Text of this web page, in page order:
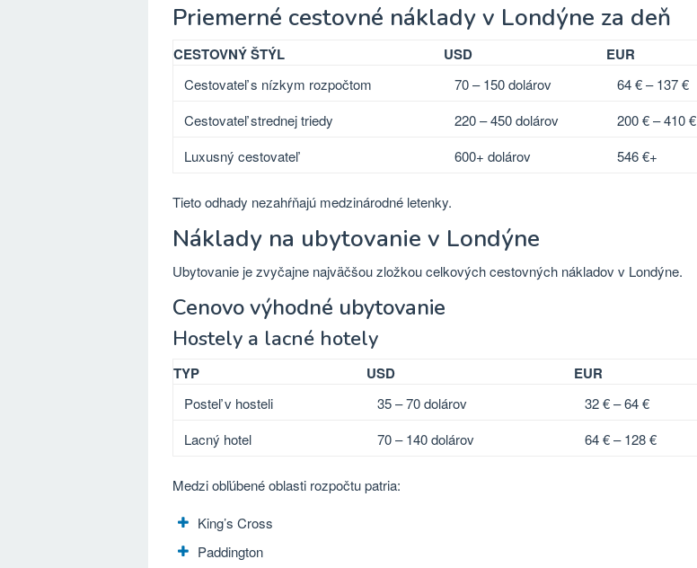
Priemerné cestovné náklady v Londýne za deň
CESTOVNÝ ŠTÝL USD EUR
Cestovateľ s nízkym rozpočtom 70 – 150 dolárov
64 € – 137 €
Cestovateľ strednej triedy
220 – 450 dolárov
200 € – 410 €
Luxusný cestovateľ
600+ dolárov 546 €+
Tieto odhady nezahŕňajú medzinárodné letenky.
Náklady na ubytovanie v Londýne
Ubytovanie je zvyčajne najväčšou zložkou celkových cestovných nákladov v Londýne.
Cenovo výhodné ubytovanie
Hostely a lacné hotely
TYP USD EUR
Posteľ v hosteli 35 – 70 dolárov
32 € – 64 €
Lacný hotel
70 – 140 dolárov 64 € – 128 €
Medzi obľúbené oblasti rozpočtu patria:
King’s Cross
Paddington